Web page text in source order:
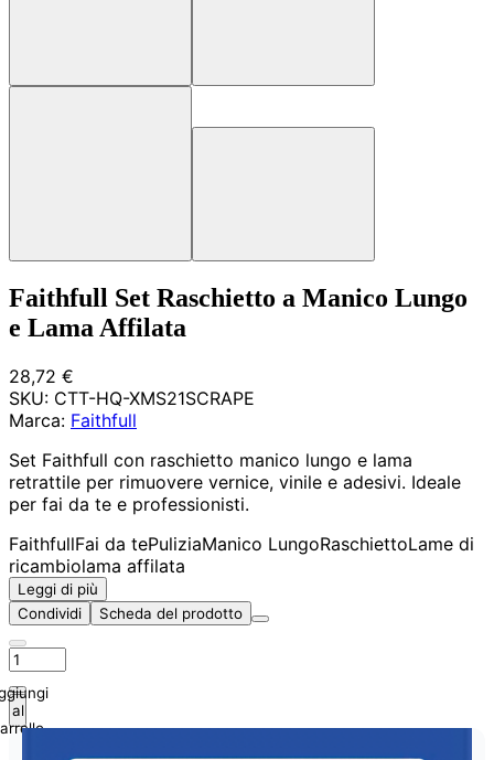
Faithfull Set Raschietto a Manico Lungo
e Lama Affilata
28,72 €
SKU: CTT-HQ-XMS21SCRAPE
Marca: Faithfull
Set Faithfull con raschietto manico lungo e lama
retrattile per rimuovere vernice, vinile e adesivi. Ideale
per fai da te e professionisti.
FaithfullFai da tePuliziaManico LungoRaschiettoLame di
ricambiolama affilata
Leggi di più
Condividi
Scheda del prodotto
al